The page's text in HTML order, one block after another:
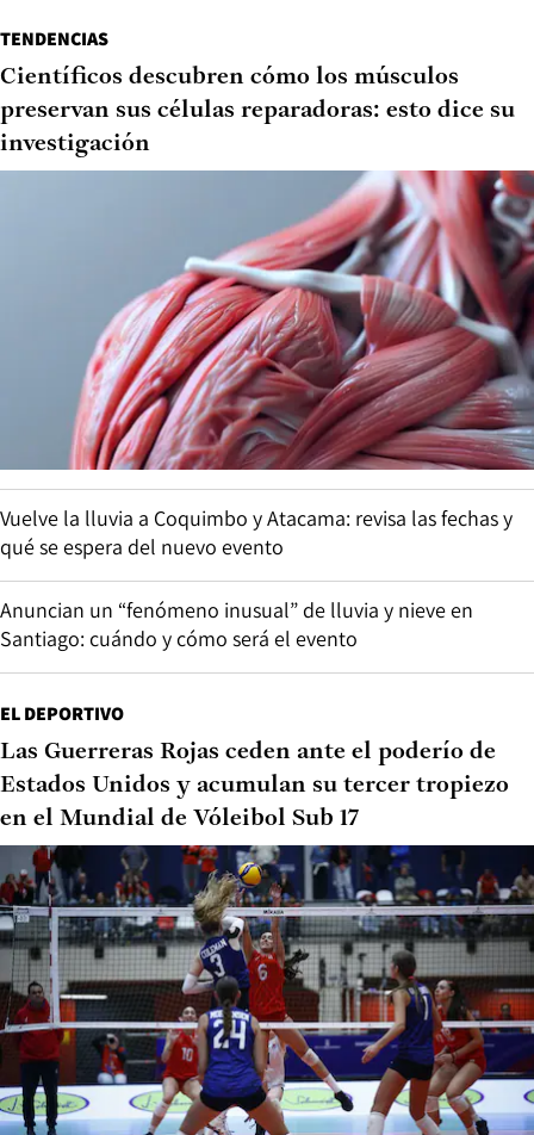
TENDENCIAS
Científicos descubren cómo los músculos
preservan sus células reparadoras: esto dice su
investigación
Vuelve la lluvia a Coquimbo y Atacama: revisa las fechas y
qué se espera del nuevo evento
Anuncian un “fenómeno inusual” de lluvia y nieve en
Santiago: cuándo y cómo será el evento
EL DEPORTIVO
Las Guerreras Rojas ceden ante el poderío de
Estados Unidos y acumulan su tercer tropiezo
en el Mundial de Vóleibol Sub 17